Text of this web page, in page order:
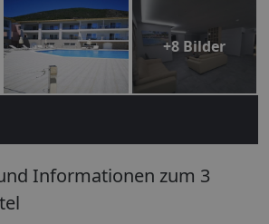
+8 Bilder
Informationen zum 3